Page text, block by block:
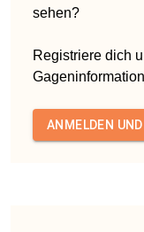
sehen?
Registriere dich
ANMELDEN